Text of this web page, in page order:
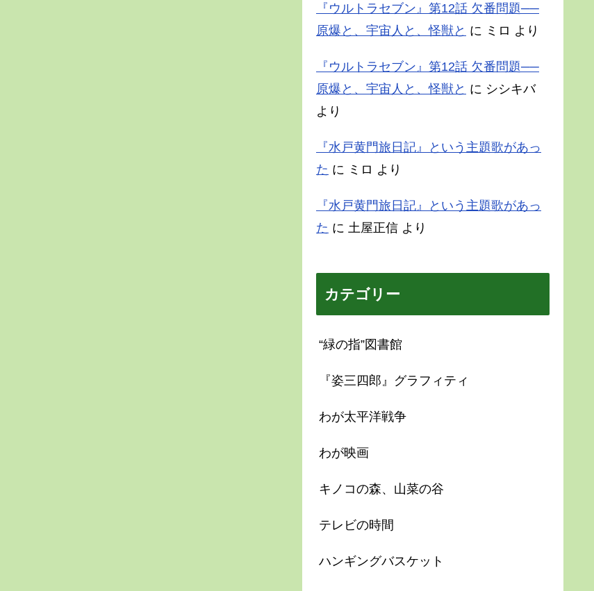
『ウルトラセブン』第12話 欠番問題──
原爆と、宇宙人と、怪獣と に ミロ より
『ウルトラセブン』第12話 欠番問題──
原爆と、宇宙人と、怪獣と に シシキバ
より
『水戸黄門旅日記』という主題歌があっ
た に ミロ より
『水戸黄門旅日記』という主題歌があっ
た に 土屋正信 より
カテゴリー
“緑の指”図書館
『姿三四郎』グラフィティ
わが太平洋戦争
わが映画
キノコの森、山菜の谷
テレビの時間
ハンギングバスケット